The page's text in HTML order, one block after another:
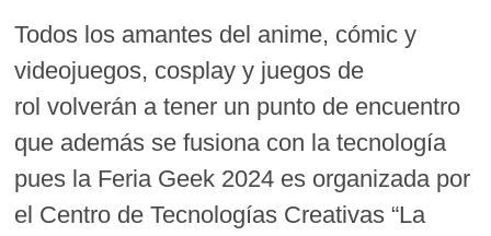
Todos los amantes del anime, cómic y
videojuegos, cosplay y juegos de
rol volverán a tener un punto de encuentro
que además se fusiona con la tecnología
pues la Feria Geek 2024 es organizada por
el Centro de Tecnologías Creativas “La